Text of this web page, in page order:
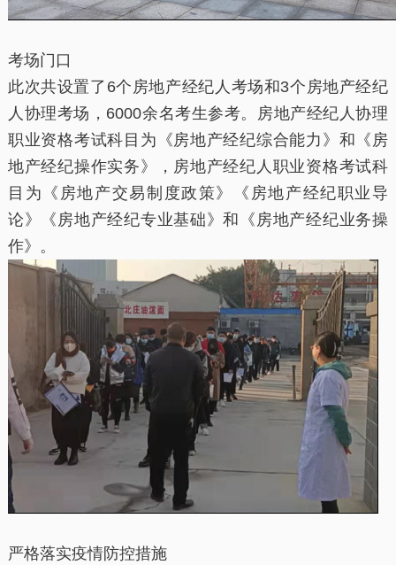
考场门口
此次共设置了6个房地产经纪人考场和3个房地产经纪
人协理考场，6000余名考生参考。房地产经纪人协理
职业资格考试科目为《房地产经纪综合能力》和《房
地产经纪操作实务》，房地产经纪人职业资格考试科
目为《房地产交易制度政策》《房地产经纪职业导
论》《房地产经纪专业基础》和《房地产经纪业务操
作》。
严格落实疫情防控措施